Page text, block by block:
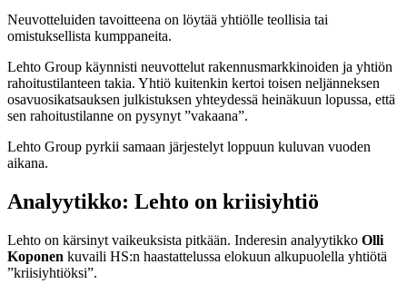
Neuvotteluiden tavoitteena on löytää yhtiölle teollisia tai
omistuksellista kumppaneita.
Lehto Group käynnisti neuvottelut rakennusmarkkinoiden ja yhtiön
rahoitustilanteen takia. Yhtiö kuitenkin kertoi toisen neljänneksen
osavuosikatsauksen julkistuksen yhteydessä heinäkuun lopussa, että
sen rahoitustilanne on pysynyt ”vakaana”.
Lehto Group pyrkii samaan järjestelyt loppuun kuluvan vuoden
aikana.
Analyytikko: Lehto on kriisiyhtiö
Lehto on kärsinyt vaikeuksista pitkään. Inderesin analyytikko Olli
Koponen kuvaili HS:n haastattelussa elokuun alkupuolella yhtiötä
”kriisiyhtiöksi”.